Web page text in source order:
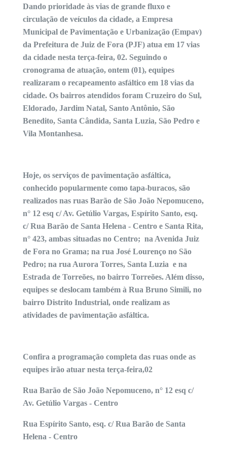
Dando prioridade às vias de grande fluxo e
circulação de veículos da cidade, a Empresa
Municipal de Pavimentação e Urbanização (Empav)
da Prefeitura de Juiz de Fora (PJF) atua em 17 vias
da cidade nesta terça-feira, 02. Seguindo o
cronograma de atuação, ontem (01), equipes
realizaram o recapeamento asfáltico em 18 vias da
cidade. Os bairros atendidos foram Cruzeiro do Sul,
Eldorado, Jardim Natal, Santo Antônio, São
Benedito, Santa Cândida, Santa Luzia, São Pedro e
Vila Montanhesa.
Hoje, os serviços de pavimentação asfáltica,
conhecido popularmente como tapa-buracos, são
realizados nas ruas Barão de São João Nepomuceno,
n° 12 esq c/ Av. Getúlio Vargas, Espírito Santo, esq.
c/ Rua Barão de Santa Helena - Centro e Santa Rita,
n° 423, ambas situadas no Centro; na Avenida Juiz
de Fora no Grama; na rua José Lourenço no São
Pedro; na rua Aurora Torres, Santa Luzia e na
Estrada de Torreões, no bairro Torreões. Além disso,
equipes se deslocam também à Rua Bruno Simili, no
bairro Distrito Industrial, onde realizam as
atividades de pavimentação asfáltica.
Confira a programação completa das ruas onde as
equipes irão atuar nesta terça-feira,02
Rua Barão de São João Nepomuceno, n° 12 esq c/
Av. Getúlio Vargas - Centro
Rua Espírito Santo, esq. c/ Rua Barão de Santa
Helena - Centro